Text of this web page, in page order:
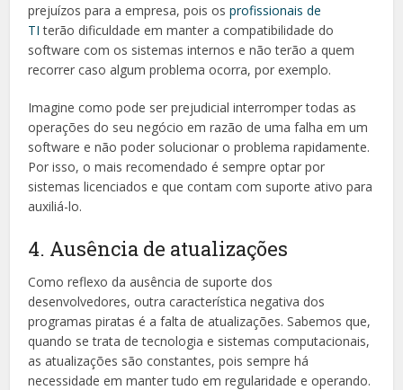
prejuízos para a empresa, pois osprofissionais de
TI terão dificuldade em manter a compatibilidade do
software com os sistemas internos e não terão a quem
recorrer caso algum problema ocorra, por exemplo.
Imagine como pode ser prejudicial interromper todas as
operações do seu negócio em razão de uma falha em um
software e não poder solucionar o problema rapidamente.
Por isso, o mais recomendado é sempre optar por
sistemas licenciados e que contam com suporte ativo para
auxiliá-lo.
4. Ausência de atualizações
Como reflexo da ausência de suporte dos
desenvolvedores, outra característica negativa dos
programas piratas é a falta de atualizações. Sabemos que,
quando se trata de tecnologia e sistemas computacionais,
as atualizações são constantes, pois sempre há
necessidade em manter tudo em regularidade e operando.